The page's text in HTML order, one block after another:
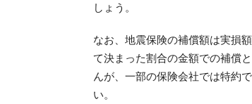
しょう。
なお、地震保険の補償額は実損
て決まった割合の金額での補償
んが、一部の保険会社では特約
い。